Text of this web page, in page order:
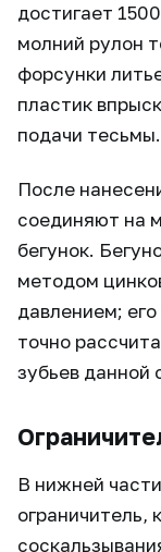
достигает
молний рулон
форсунки
пластик
подачи тесьмы.
После
соединяют на
бегунок.
методом
давлением;
точно
зубьев данной
В нижней
ограничитель,